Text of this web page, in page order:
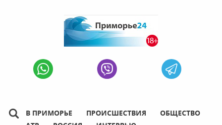
В ПРИМОРЬЕ ПРОИСШЕСТВИЯ
ОБЩЕСТВО